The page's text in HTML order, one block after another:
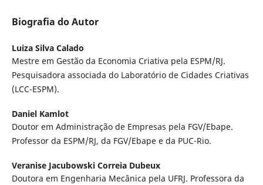
Biografia do Autor
Luiza Silva Calado
Mestre em Gestão da Economia Criativa pela ESPM/RJ.
Pesquisadora associada do Laboratório de Cidades Criativas
(LCC-ESPM).
Daniel Kamlot
Doutor em Administração de Empresas pela FGV/Ebape.
Professor da ESPM/RJ, da FGV/Ebape e da PUC-Rio.
Veranise Jacubowski Correia Dubeux
Doutora em Engenharia Mecânica pela UFRJ. Professora da